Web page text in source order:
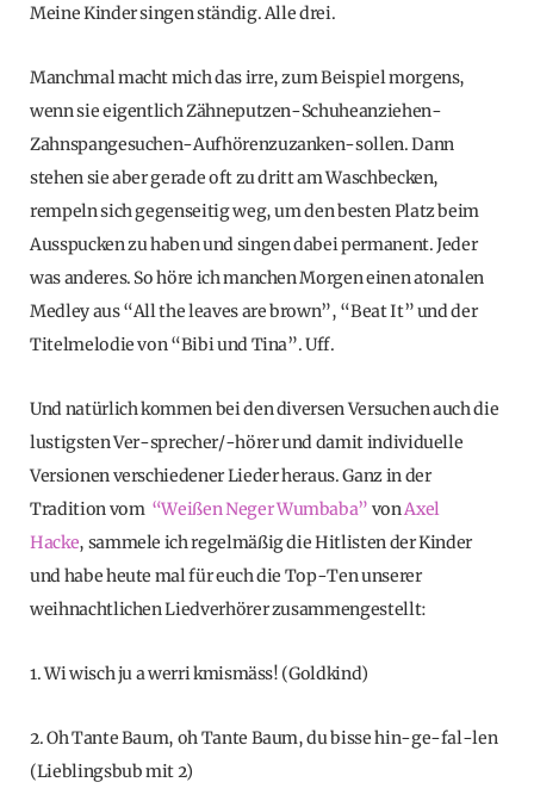
Meine Kinder singen ständig. Alle drei.
Manchmal macht mich das irre, zum Beispiel morgens,
wenn sie eigentlich Zähneputzen-Schuheanziehen-
Zahnspangesuchen-Aufhörenzuzanken-sollen. Dann
stehen sie aber gerade oft zu dritt am Waschbecken,
rempeln sich gegenseitig weg, um den besten Platz beim
Ausspucken zu haben und singen dabei permanent. Jeder
was anderes. So höre ich manchen Morgen einen atonalen
Medley aus “All the leaves are brown”, “Beat It” und der
Titelmelodie von “Bibi und Tina”. Uff.
Und natürlich kommen bei den diversen Versuchen auch die
lustigsten Ver-sprecher/-hörer und damit individuelle
Versionen verschiedener Lieder heraus. Ganz in der
Tradition vom “Weißen Neger Wumbaba” vonAxel
Hacke, sammele ich regelmäßig die Hitlisten der Kinder
und habe heute mal für euch die Top-Ten unserer
weihnachtlichen Liedverhörer zusammengestellt:
1. Wi wisch ju a werri kmismäss! (Goldkind)
2. Oh Tante Baum, oh Tante Baum, du bisse hin-ge-fal-len
(Lieblingsbub mit 2)